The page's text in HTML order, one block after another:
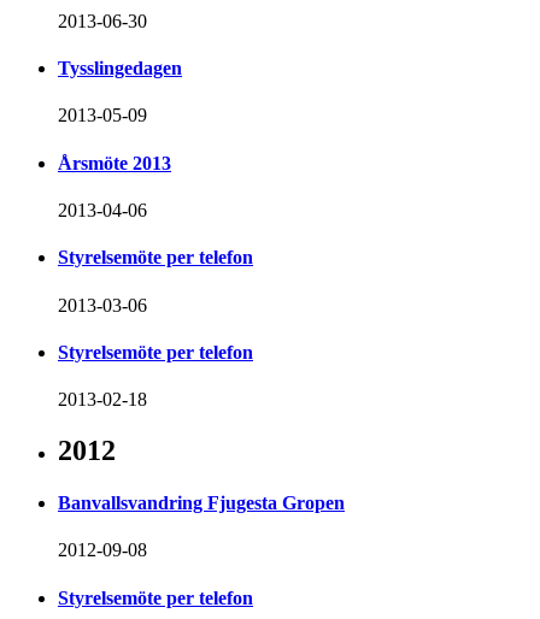
2013-06-30
Tysslingedagen
2013-05-09
Årsmöte 2013
2013-04-06
Styrelsemöte per telefon
2013-03-06
Styrelsemöte per telefon
2013-02-18
2012
Banvallsvandring Fjugesta Gropen
2012-09-08
Styrelsemöte per telefon